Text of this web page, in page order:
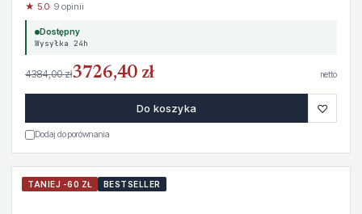
★ 5.0· 9 opinii
Dostępny
Wysyłka 24h
4384,00 zł3726,40 zł netto
Do koszyka ♡
Dodaj do porównania
TANIEJ -60 ZŁ BESTSELLER